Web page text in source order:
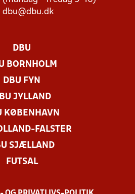
dbu@dbu.dk
DBU
BORNHOLM
DBU FYN
JYLLAND
KØBENHAVN
FALSTER
SJÆLLAND
FUTSAL